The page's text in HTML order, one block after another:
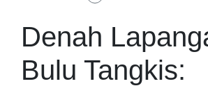
Denah
Bulu Tangkis: